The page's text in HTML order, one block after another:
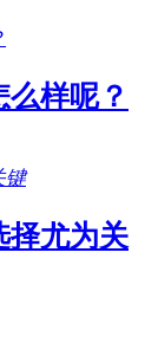
样呢？
择尤为关